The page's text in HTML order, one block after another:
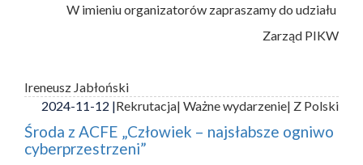
W imieniu organizatorów zapraszamy do udziału
Zarząd PIKW
Ireneusz Jabłoński
2024-11-12 |Rekrutacja| Ważne wydarzenie| Z Polski
Środa z ACFE „Człowiek – najsłabsze ogniwo
cyberprzestrzeni”